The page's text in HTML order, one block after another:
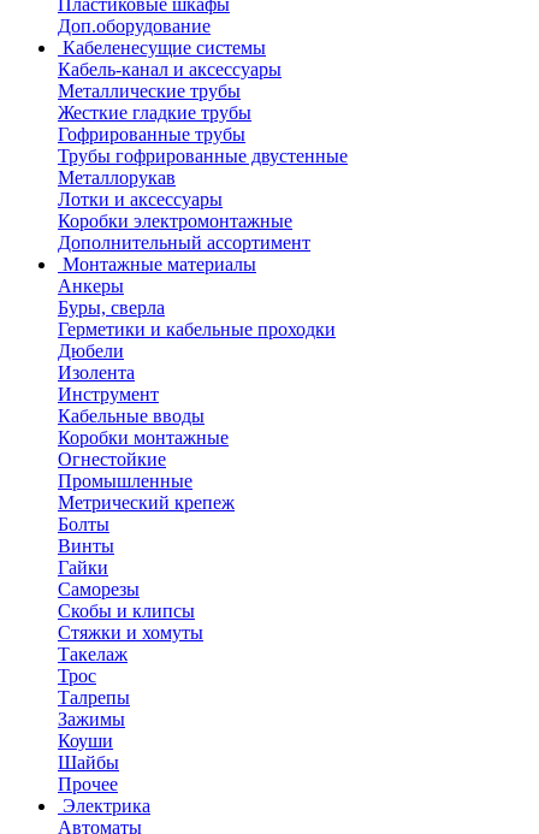
Пластиковые шкафы
Доп.оборудование
Кабеленесущие системы
Кабель-канал и аксессуары
Металлические трубы
Жесткие гладкие трубы
Гофрированные трубы
Трубы гофрированные двустенные
Металлорукав
Лотки и аксессуары
Коробки электромонтажные
Дополнительный ассортимент
Монтажные материалы
Анкеры
Буры, сверла
Герметики и кабельные проходки
Дюбели
Изолента
Инструмент
Кабельные вводы
Коробки монтажные
Огнестойкие
Промышленные
Метрический крепеж
Болты
Винты
Гайки
Саморезы
Скобы и клипсы
Стяжки и хомуты
Такелаж
Трос
Талрепы
Зажимы
Коуши
Шайбы
Прочее
Электрика
Автоматы